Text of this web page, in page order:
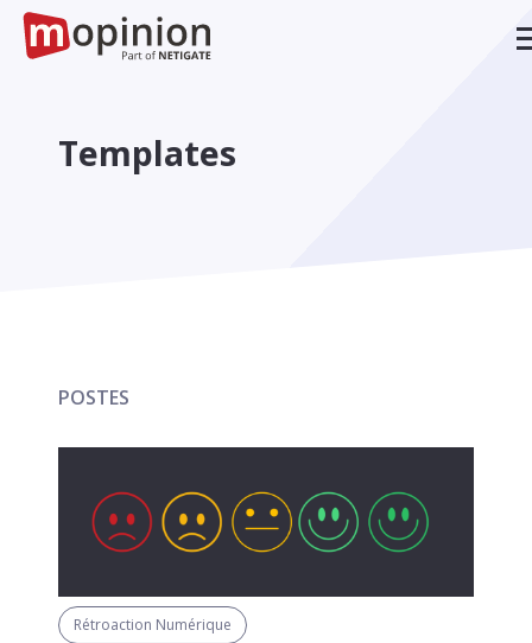
Templates
POSTES
Rétroaction Numérique